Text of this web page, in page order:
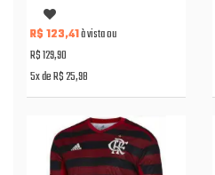
R$ 123,41à vista ou
R$ 129,90
5x de R$ 25,98